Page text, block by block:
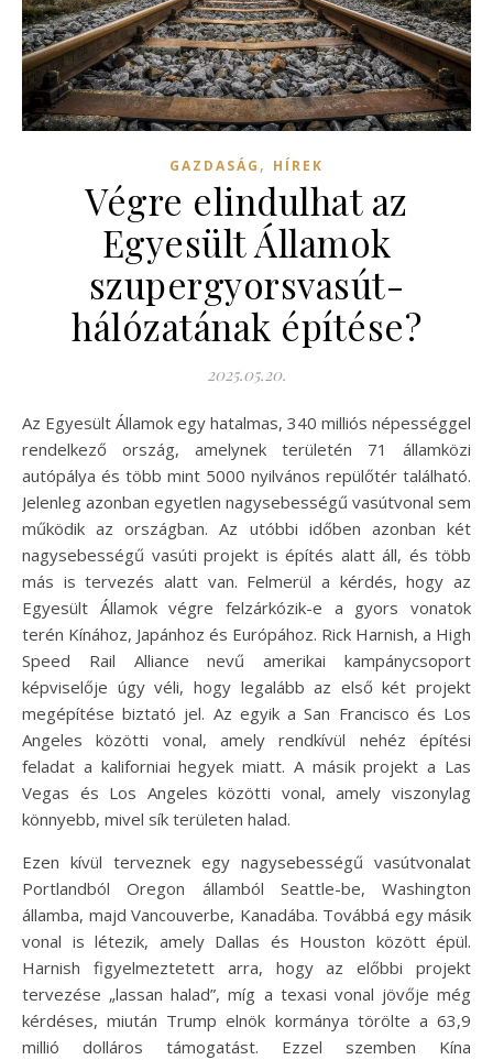
GAZDASÁG , HÍREK
Végre elindulhat az
Egyesült Államok
szupergyorsvasút-
hálózatának építése?
2025.05.20.
Az Egyesült Államok egy hatalmas, 340 milliós népességgel
rendelkező ország, amelynek területén 71 államközi
autópálya és több mint 5000 nyilvános repülőtér található.
Jelenleg azonban egyetlen nagysebességű vasútvonal sem
működik az országban. Az utóbbi időben azonban két
nagysebességű vasúti projekt is építés alatt áll, és több
más is tervezés alatt van. Felmerül a kérdés, hogy az
Egyesült Államok végre felzárkózik-e a gyors vonatok
terén Kínához, Japánhoz és Európához. Rick Harnish, a High
Speed Rail Alliance nevű amerikai kampánycsoport
képviselője úgy véli, hogy legalább az első két projekt
megépítése biztató jel. Az egyik a San Francisco és Los
Angeles közötti vonal, amely rendkívül nehéz építési
feladat a kaliforniai hegyek miatt. A másik projekt a Las
Vegas és Los Angeles közötti vonal, amely viszonylag
könnyebb, mivel sík területen halad.
Ezen kívül terveznek egy nagysebességű vasútvonalat
Portlandból Oregon államból Seattle-be, Washington
államba, majd Vancouverbe, Kanadába. Továbbá egy másik
vonal is létezik, amely Dallas és Houston között épül.
Harnish figyelmeztetett arra, hogy az előbbi projekt
tervezése „lassan halad”, míg a texasi vonal jövője még
kérdéses, miután Trump elnök kormánya törölte a 63,9
millió dolláros támogatást. Ezzel szemben Kína